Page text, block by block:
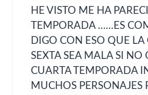
HE VISTO ME HA
TEMPORADA ……ES
DIGO CON ESO QUE LA
SEXTA SEA MALA SI NO
CUARTA TEMPORADA
MUCHOS PERSONAJES